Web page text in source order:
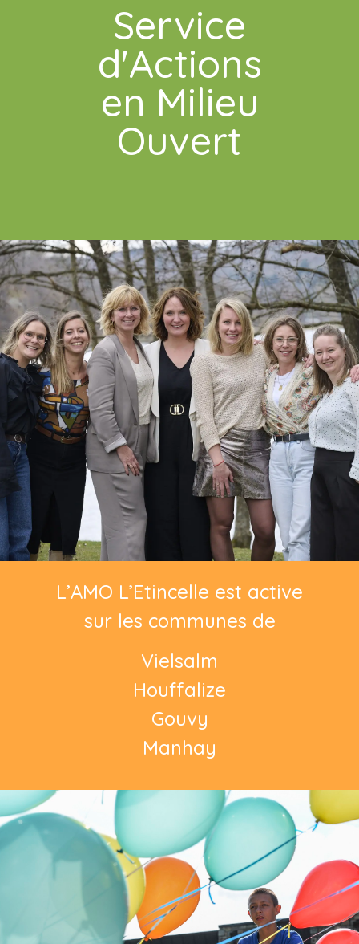
Service
d'Actions
en Milieu
Ouvert
L’AMO L’Etincelle est active
sur les communes de
Vielsalm
Houffalize
Gouvy
Manhay